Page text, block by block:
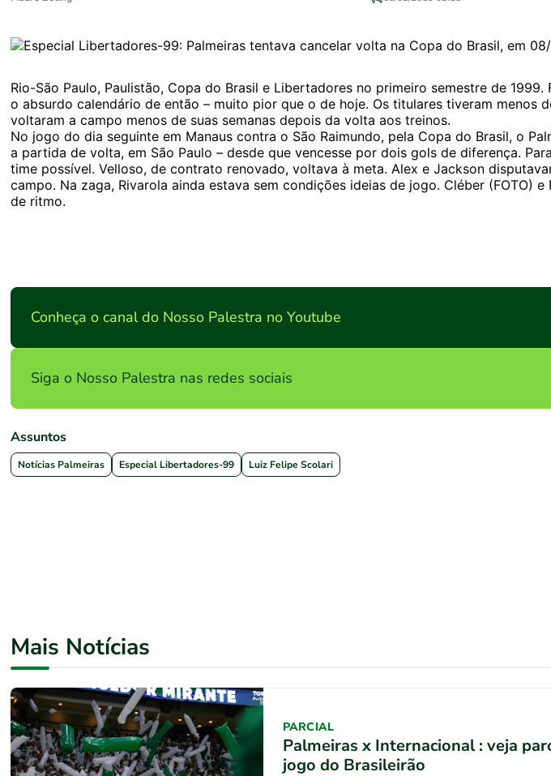
Rio-São Paulo, Paulistão, Copa do Brasil e Libertadores no primeiro semestre de 1999.
o absurdo calendário de então – muito pior que o de hoje. Os titulares tiveram menos
voltaram a campo menos de suas semanas depois da volta aos treinos.
No jogo do dia seguinte em Manaus contra o São Raimundo, pela Copa do Brasil, o
a partida de volta, em São Paulo – desde que vencesse por dois gols de diferença.
time possível. Velloso, de contrato renovado, voltava à meta. Alex e Jackson
campo. Na zaga, Rivarola ainda estava sem condições ideias de jogo. Cléber (FOTO)
de ritmo.
Conheça o canal do Nosso Palestra no Youtube
Siga o Nosso Palestra nas redes sociais
Assuntos
Notícias Palmeiras Especial Libertadores-99 Luiz Felipe Scolari
Mais Notícias
PARCIAL
Palmeiras x Internacional : veja
jogo do Brasileirão